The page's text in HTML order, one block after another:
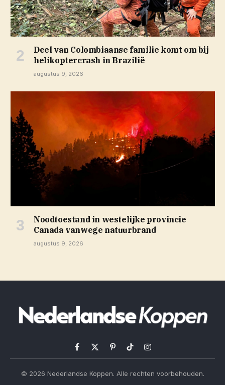
Deel van Colombiaanse familie komt om bij
helikoptercrash in Brazilië
augustus 9, 2026
Noodtoestand in westelijke provincie
Canada vanwege natuurbrand
augustus 9, 2026
Facebook
X
PinterestTikTokInstagram
© 2026 Nederlandse Koppen. Alle rechten voorbehouden.